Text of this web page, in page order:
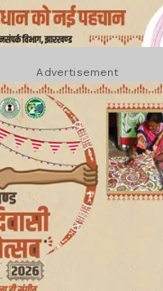
Advertisement